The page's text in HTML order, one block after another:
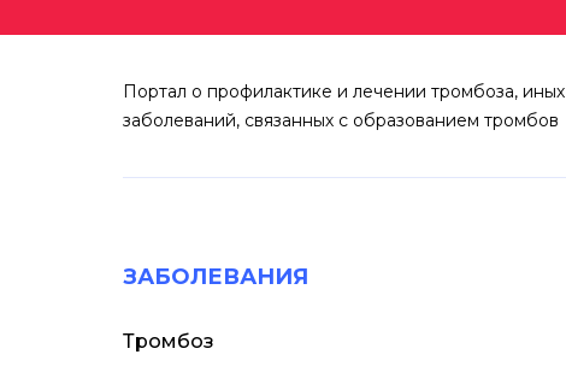
Портал о профилактике и лечении тромбоза, иных
заболеваний, связанных с образованием тромбов
ЗАБОЛЕВАНИЯ
Тромбоз